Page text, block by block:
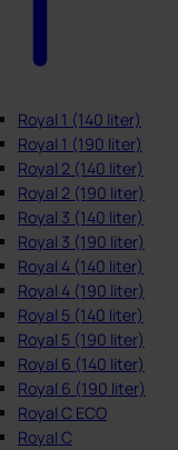
Royal 1 (140 liter)
Royal 1 (190 liter)
Royal 2 (140 liter)
Royal 2 (190 liter)
Royal 3 (140 liter)
Royal 3 (190 liter)
Royal 4 (140 liter)
Royal 4 (190 liter)
Royal 5 (140 liter)
Royal 5 (190 liter)
Royal 6 (140 liter)
Royal 6 (190 liter)
Royal C ECO
Royal C